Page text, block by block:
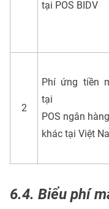
tại POS BIDV
2
Phí ứng tiền
tại
POS ngân hàng
khác tại Việt
6.4. Biểu phí